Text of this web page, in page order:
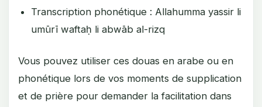
Transcription phonétique : Allahumma yassir li
umūrī waftaḥ li abwāb al-rizq
Vous pouvez utiliser ces douas en arabe ou en
phonétique lors de vos moments de supplication
et de prière pour demander la facilitation dans